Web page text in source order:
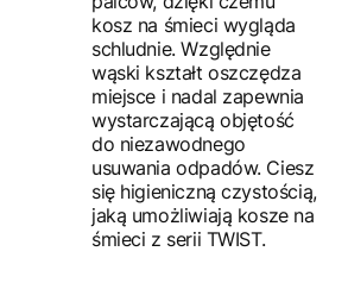
kosz na śmieci wygląda
schludnie. Względnie
wąski kształt oszczędza
miejsce i nadal zapewnia
wystarczającą objętość
do niezawodnego
usuwania odpadów. Ciesz
się higieniczną czystością,
jaką umożliwiają kosze na
śmieci z serii TWIST.